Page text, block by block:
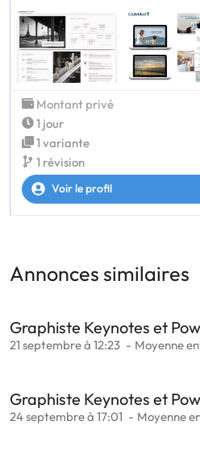
Montant privé
1 jour
1 variante
1 révision
Voir le profil
Annonces similaires
Graphiste Keynotes et
21 septembre à 12:23 Moyenne
Graphiste Keynotes et
24 septembre à 17:01 Moyenne